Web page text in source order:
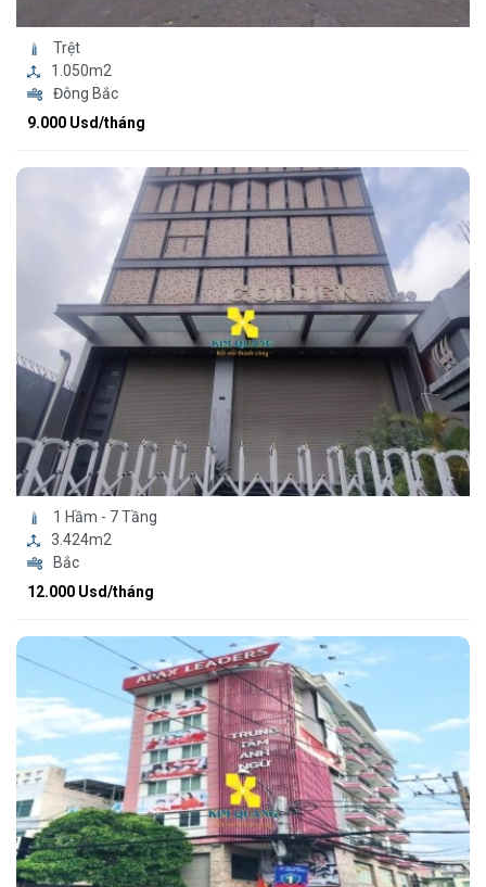
Trệt
1.050m2
Đông Bắc
9.000 Usd/tháng
1 Hầm - 7 Tầng
3.424m2
Bắc
12.000 Usd/tháng